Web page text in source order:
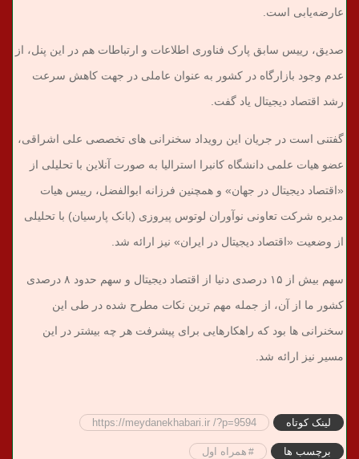
عارضه‌یابی است.
صدیق، رییس سابق پارک فناوری اطلاعات و ارتباطات هم در این پنل، از
عدم وجود بازارگاه در کشور به عنوان عاملی در جهت کاهش سرعت
رشد اقتصاد دیجیتال یاد گفت.
گفتنی است در جریان این رویداد سخنرانی های تخصصی علی اشراقی،
عضو هیات علمی دانشگاه کانبرا استرالیا به صورت آنلاین با تحلیلی از
«اقتصاد دیجیتال در جهان» و همچنین فرزانه ابوالفضل، رییس هیات
مدیره شرکت تعاونی نوآوران لوتوس پیروزی (بانک پارسیان) با تحلیلی
از وضعیت «اقتصاد دیجیتال در ایران» نیز ارائه شد.
سهم بیش از ۱۵ درصدی دنیا از اقتصاد دیجیتال و سهم حدود ۸ درصدی
کشور ما از آن، از جمله مهم ترین نکات مطرح شده در طی این
سخنرانی ها بود که راهکارهایی برای پیشرفت هر چه بیشتر در این
مسیر نیز ارائه شد.
لینک کوتاه https://meydanekhabari.ir /?p=9594
برچسب ها همراه اول